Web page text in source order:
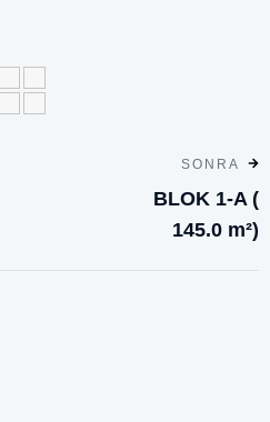
SONRA
BLOK 1-A (
145.0 m²)